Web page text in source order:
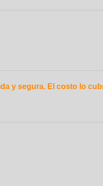
y segura. El costo lo